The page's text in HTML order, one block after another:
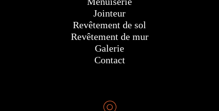
Jointeur
Revêtement de sol
Revêtement de mur
Galerie
Contact